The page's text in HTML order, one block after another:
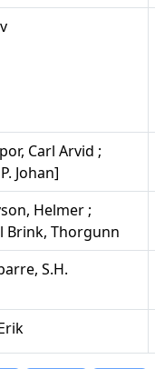
Carl Arvid ;
Johan]
Helmer ;
Brink, Thorgunn
S.H.